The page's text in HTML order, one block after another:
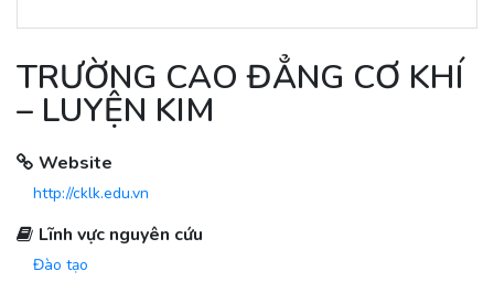
TRƯỜNG CAO ĐẲNG CƠ KHÍ
– LUYỆN KIM
Website
http://cklk.edu.vn
Lĩnh vực nguyên cứu
Đào tạo